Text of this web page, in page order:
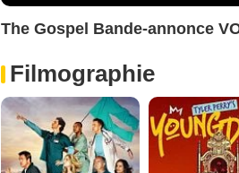
The Gospel Bande-annonce
Filmographie